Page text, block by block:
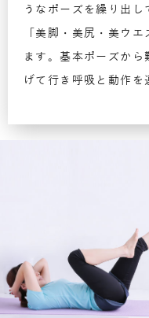
うなポーズを繰り出
「美脚・美尻・美ウ
ます。基本ポーズから
げて行き呼吸と動作を